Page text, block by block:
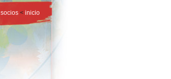
socios< inicio